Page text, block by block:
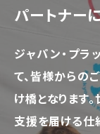
パートナー
ジャパン・プラ
て、皆様からの
け橋となります。
支援を届ける仕